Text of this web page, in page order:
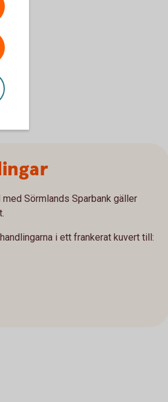
Sörmlands Sparbank gäller
i ett frankerat kuvert till: